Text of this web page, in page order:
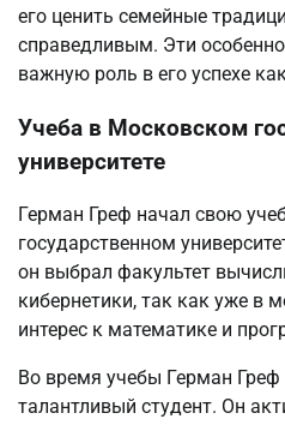
его ценить семейные
справедливым. Эти
важную роль в его успехе
Учеба в Московском
университете
Герман Греф начал свою
государственном
он выбрал факультет
кибернетики, так как уже в
интерес к математике и
Во время учебы Герман Греф
талантливый студент. Он